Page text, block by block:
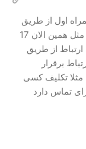
اول از طریق
پیامک هم وجود داشته باشه چون بعضی اوقات مثل همین الان 17
19 تا الان 20:46 امکان ارتباط از طریق
برقرار
مثلا تکلیف کسی
تماس دارد